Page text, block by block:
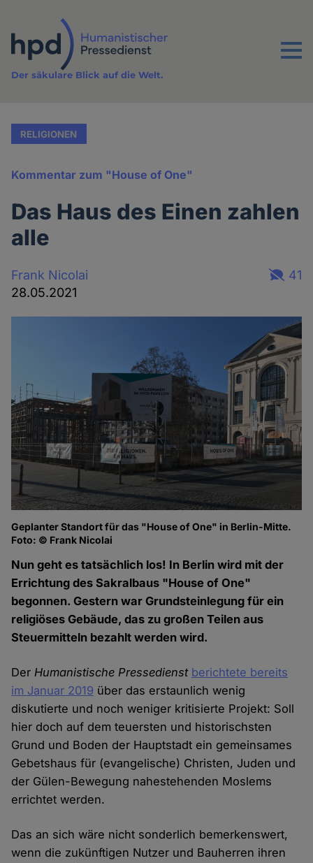
Inhalt
Menu
Der säkulare Blick auf die Welt.
RELIGIONEN
Kommentar zum "House of One"
Das Haus des Einen zahlen
alle
Frank Nicolai
28.05.2021
41
Geplanter Standort für das "House of One" in Berlin-Mitte.
Foto: © Frank Nicolai
Nun geht es tatsächlich los! In Berlin wird mit der
Errichtung des Sakralbaus "House of One"
begonnen. Gestern war Grundsteinlegung für ein
religiöses Gebäude, das zu großen Teilen aus
Steuermitteln bezahlt werden wird.
DerHumanistische Pressedienst berichtete bereits
im Januar 2019 über das erstaunlich wenig
diskutierte und noch weniger kritisierte Projekt: Soll
hier doch auf dem teuersten und historischsten
Grund und Boden der Hauptstadt ein gemeinsames
Gebetshaus für (evangelische) Christen, Juden und
der Gülen-Bewegung nahestehenden Moslems
errichtet werden.
Das an sich wäre nicht sonderlich bemerkenswert,
wenn die zukünftigen Nutzer und Bauherren ihren